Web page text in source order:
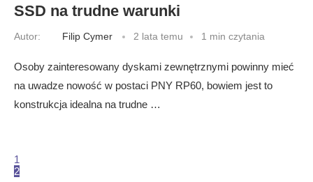
SSD na trudne warunki
Autor: Filip Cymer 2 lata temu 1 min czytania
Osoby zainteresowany dyskami zewnętrznymi powinny mieć
na uwadze nowość w postaci PNY RP60, bowiem jest to
konstrukcja idealna na trudne …
1
2